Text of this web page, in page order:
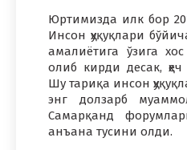
Юртимизда илк бор
Инсон ҳуқуқлари
амалиётига ўзига
олиб кирди десак,
Шу тариқа инсон
энг долзарб
Самарқанд
анъана тусини олди.